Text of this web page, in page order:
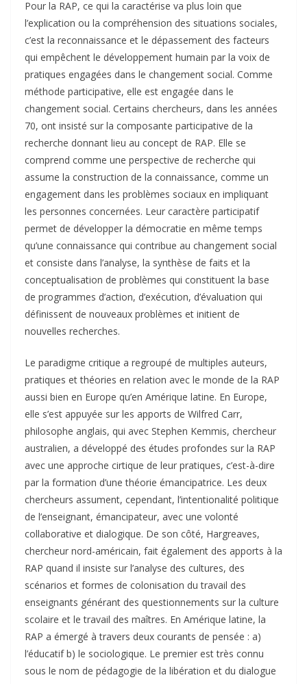
Pour la RAP, ce qui la caractérise va plus loin que
l’explication ou la compréhension des situations sociales,
c’est la reconnaissance et le dépassement des facteurs
qui empêchent le développement humain par la voix de
pratiques engagées dans le changement social. Comme
méthode participative, elle est engagée dans le
changement social. Certains chercheurs, dans les années
70, ont insisté sur la composante participative de la
recherche donnant lieu au concept de RAP. Elle se
comprend comme une perspective de recherche qui
assume la construction de la connaissance, comme un
engagement dans les problèmes sociaux en impliquant
les personnes concernées. Leur caractère participatif
permet de développer la démocratie en même temps
qu’une connaissance qui contribue au changement social
et consiste dans l’analyse, la synthèse de faits et la
conceptualisation de problèmes qui constituent la base
de programmes d’action, d’exécution, d’évaluation qui
définissent de nouveaux problèmes et initient de
nouvelles recherches.
Le paradigme critique a regroupé de multiples auteurs,
pratiques et théories en relation avec le monde de la RAP
aussi bien en Europe qu’en Amérique latine. En Europe,
elle s’est appuyée sur les apports de Wilfred Carr,
philosophe anglais, qui avec Stephen Kemmis, chercheur
australien, a développé des études profondes sur la RAP
avec une approche cirtique de leur pratiques, c’est-à-dire
par la formation d’une théorie émancipatrice. Les deux
chercheurs assument, cependant, l’intentionalité politique
de l’enseignant, émancipateur, avec une volonté
collaborative et dialogique. De son côté, Hargreaves,
chercheur nord-américain, fait également des apports à la
RAP quand il insiste sur l’analyse des cultures, des
scénarios et formes de colonisation du travail des
enseignants générant des questionnements sur la culture
scolaire et le travail des maîtres. En Amérique latine, la
RAP a émergé à travers deux courants de pensée : a)
l’éducatif b) le sociologique. Le premier est très connu
sous le nom de pédagogie de la libération et du dialogue